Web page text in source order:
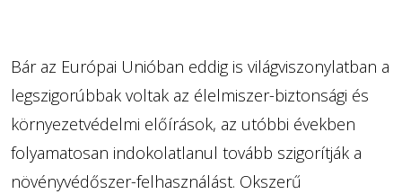
Bár az Európai Unióban eddig is világviszonylatban a
legszigorúbbak voltak az élelmiszer-biztonsági és
környezetvédelmi előírások, az utóbbi években
folyamatosan indokolatlanul tovább szigorítják a
növényvédőszer-felhasználást. Okszerű